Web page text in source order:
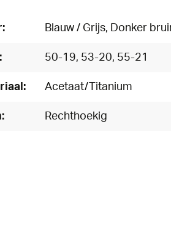
Blauw / Grijs, Donker
50-19, 53-20, 55-21
Acetaat/Titanium
Rechthoekig